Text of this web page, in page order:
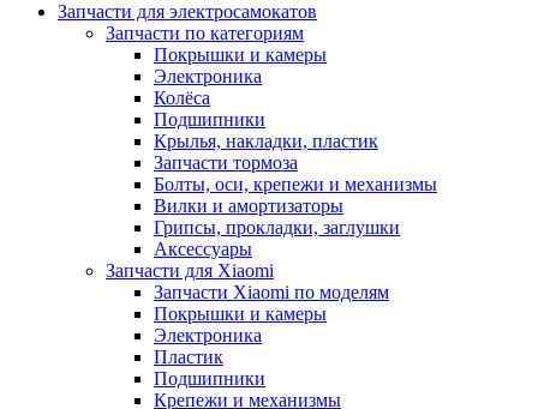
Запчасти для электросамокатов
Запчасти по категориям
Покрышки и камеры
Электроника
Колёса
Подшипники
Крылья, накладки, пластик
Запчасти тормоза
Болты, оси, крепежи и механизмы
Вилки и амортизаторы
Грипсы, прокладки, заглушки
Аксессуары
Запчасти для Xiaomi
Запчасти Xiaomi по моделям
Покрышки и камеры
Электроника
Пластик
Подшипники
Крепежи и механизмы